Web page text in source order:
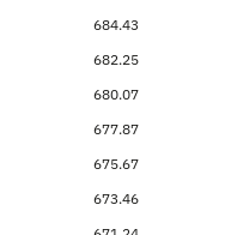
684.43
682.25
680.07
677.87
675.67
673.46